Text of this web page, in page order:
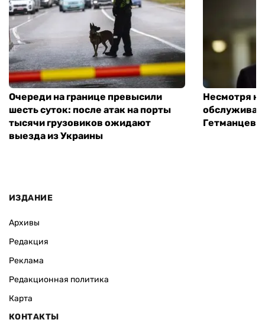
Очереди на границе превысили
шесть суток: после атак на порты
тысячи грузовиков ожидают
выезда из Украины
Несмотря на
Гетманцев
ИЗДАНИЕ
Архивы
Редакция
Реклама
Редакционная политика
Карта
КОНТАКТЫ